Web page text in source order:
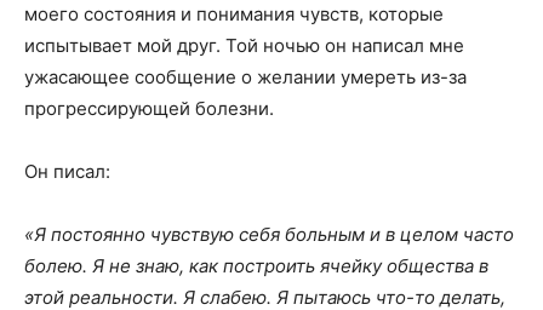
моего состояния и понимания чувств, которые
испытывает мой друг. Той ночью он написал мне
ужасающее сообщение о желании умереть из-за
прогрессирующей болезни.
Он писал:
«Я постоянно чувствую себя больным и в целом часто
болею. Я не знаю, как построить ячейку общества в
этой реальности. Я слабею. Я пытаюсь что-то делать,